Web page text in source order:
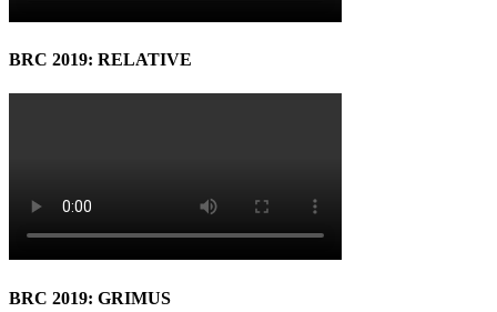
BRC 2019: RELATIVE
BRC 2019: GRIMUS